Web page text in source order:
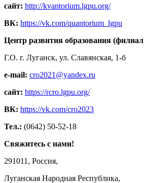
сайт: http://kvantorium.lgpu.org/
ВК: https://vk.com/quantorium_lgpu
Центр развития образования
Г.О. г. Луганск, ул. Славянская, 1-б
e-mail: cro2021@yandex.ru
сайт: https://rcro.lgpu.org/
ВК: https://vk.com/cro2023
Тел.: (0642) 50-52-18
Свяжитесь с нами!
291011, Россия,
Луганская Народная Республика,